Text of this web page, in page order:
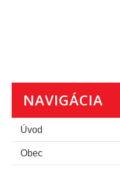
NAVIGÁCIA
Úvod
Obec